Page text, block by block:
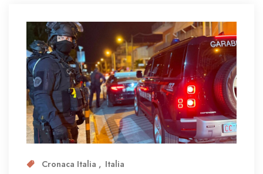
Cronaca Italia Italia